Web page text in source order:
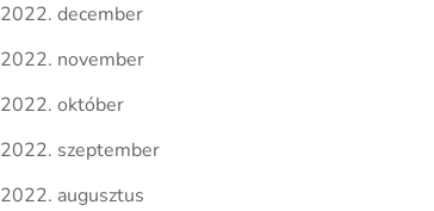
2022. december
2022. november
2022. október
2022. szeptember
2022. augusztus